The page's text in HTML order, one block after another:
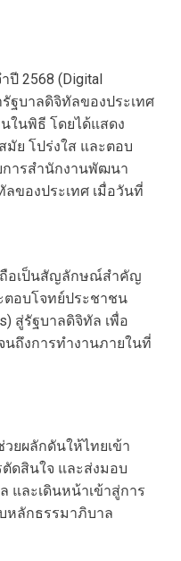
2568 (Digital
ฐบาลดิจิทัลของประเทศ
ในพิธี โดยได้แสดง
ย โปร่งใส และตอบ
การสำนักงานพัฒนา
ของประเทศ เมื่อวันที่
ถือเป็นสัญลักษณ์สำคัญ
ตอบโจทย์ประชาชน
สู่รัฐบาลดิจิทัล เพื่อ
นถึงการทำงานภายในที่
ยผลักดันให้ไทยเข้า
ตัดสินใจ และส่งมอบ
และเดินหน้าเข้าสู่การ
หลักธรรมาภิบาล